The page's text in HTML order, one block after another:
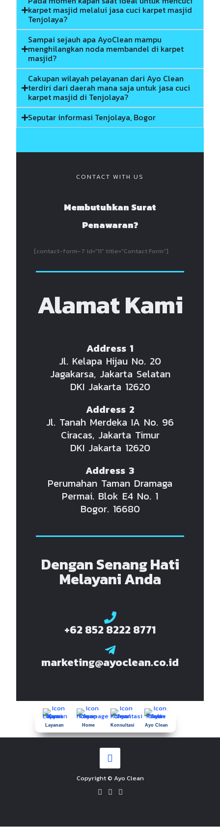
karpet masjid melalui jasa cuci karpet masjid
Tenjolaya?
Sampai sejauh apa AyoClean mampu
menghilangkan noda membandel di karpet
masjid?
Cakupan wilayah pelayanan dari Ayo Clean
terdiri dari daerah mana saja untuk jasa cuci
karpet masjid di Tenjolaya?
Seputar informasi Tenjolaya, Bogor
CONTACT WITH US
Membutuhkan Surat
Penawaran?
[contact-form-7 id="11" title="Contact Form"]
Alamat Kami
Address 1
Jl. Kelapa Hijau No. 20
Jagakarsa, Jakarta Selatan
DKI Jakarta 12620
Address 2
Jl. Tanah Merdeka IA No. 96
Ciracas, Jakarta Timur
DKI Jakarta 12620
Address 3
Perumahan Taman Dramaga
Permai. Blok E4 No. 1
Bogor. 16680
Dengan Senang Hati
Melayani Anda
+62 852 8222 8771
marketing@ayoclean.co.id
Layanan Home Konsultasi Ayo Clean
Copyright © Ayo Clean